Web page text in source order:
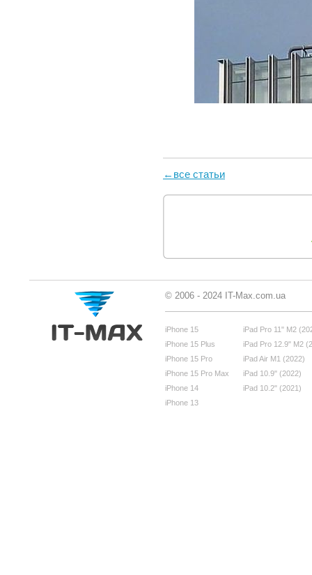
←все статьи
© 2006 - 2024 IT-Max.com.ua
iPhone 15
iPhone 15 Plus
iPhone 15 Pro
iPhone 15 Pro Max
iPhone 14
iPhone 13
iPad Pro 11" M2
iPad Pro 12.9" M2
iPad Air M1 (2022)
iPad 10.9" (2022)
iPad 10.2" (2021)